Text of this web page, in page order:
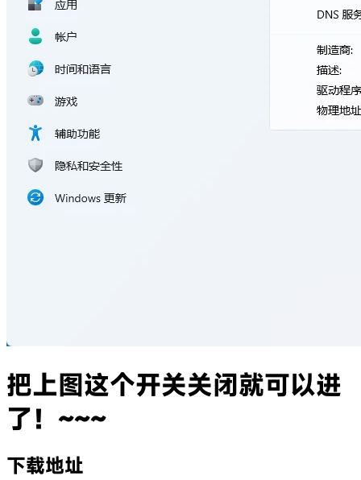
把上图这个开关关闭就可以进
了！~~~
下载地址